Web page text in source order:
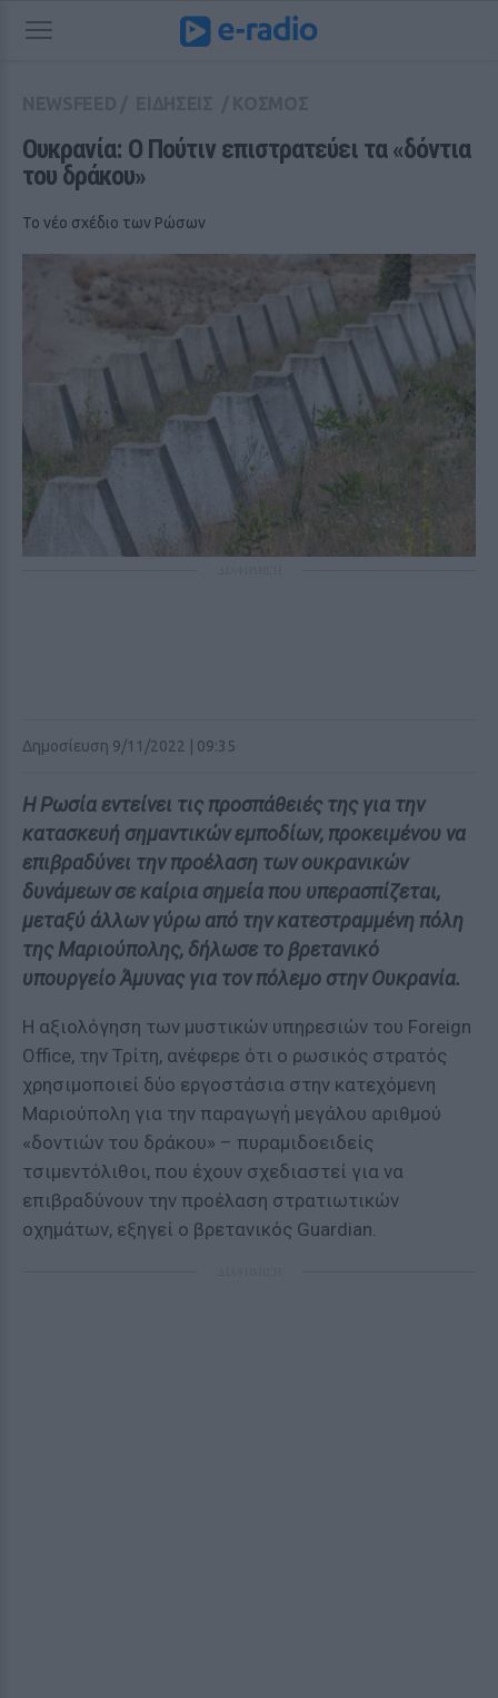
Ουκρανία: Ο Πούτιν επιστρατεύει τα «δόντια
του δράκου»
Το νέο σχέδιο των Ρώσων
Δημοσίευση 9/11/2022 | 09:35
Η Ρωσία εντείνει τις προσπάθειές της για την
κατασκευή σημαντικών εμποδίων, προκειμένου να
επιβραδύνει την προέλαση των ουκρανικών
δυνάμεων σε καίρια σημεία που υπερασπίζεται,
μεταξύ άλλων γύρω από την κατεστραμμένη πόλη
της Μαριούπολης, δήλωσε το βρετανικό
υπουργείο Άμυνας για τον πόλεμο στην Ουκρανία.
Η αξιολόγηση των μυστικών υπηρεσιών του Foreign
Office, την Τρίτη, ανέφερε ότι ο ρωσικός στρατός
χρησιμοποιεί δύο εργοστάσια στην κατεχόμενη
Μαριούπολη για την παραγωγή μεγάλου αριθμού
«δοντιών του δράκου» – πυραμιδοειδείς
τσιμεντόλιθοι, που έχουν σχεδιαστεί για να
επιβραδύνουν την προέλαση στρατιωτικών
οχημάτων, εξηγεί ο βρετανικός Guardian.